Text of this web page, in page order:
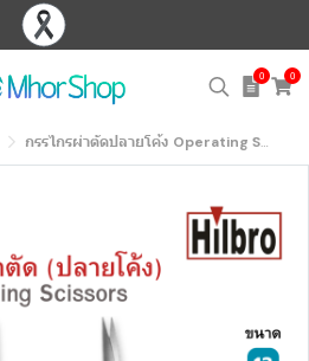
0 0
กรรไกรผ่าตัดปลายโค้ง Operating Scissors Str. S/S 13 cm.